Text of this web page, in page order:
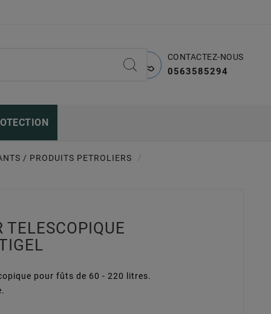
CONTACTEZ-NOUS
0563585294
/ PRODUITS PETROLIERS
pour fûts de 60 - 220 litres.